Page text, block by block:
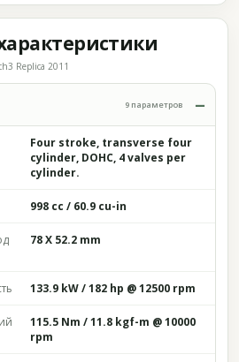
Replica 2011
9 параметров
Four stroke, transverse four
cylinder, DOHC, 4 valves per
cylinder.
998 cc / 60.9 cu-in
78 X 52.2 mm
133.9 kW / 182 hp @ 12500 rpm
115.5 Nm / 11.8 kgf-m @ 10000
rpm